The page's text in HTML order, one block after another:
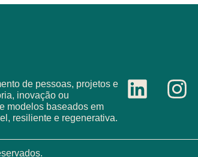
de pessoas, projetos e
inovação ou
modelos baseados em
resiliente e regenerativa.